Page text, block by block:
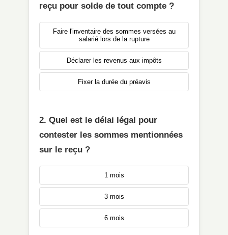
reçu pour solde de tout compte ?
Faire l'inventaire des sommes versées au
salarié lors de la rupture
Déclarer les revenus aux impôts
Fixer la durée du préavis
2. Quel est le délai légal pour
contester les sommes mentionnées
sur le reçu ?
1 mois
3 mois
6 mois